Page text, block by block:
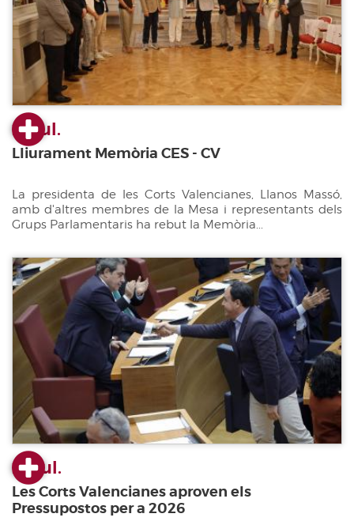
23 jul.
Lliurament Memòria CES - CV
La presidenta de les Corts Valencianes, Llanos Massó,
amb d'altres membres de la Mesa i representants dels
Grups Parlamentaris ha rebut la Memòria...
22 jul.
Les Corts Valencianes aproven els
Pressupostos per a 2026